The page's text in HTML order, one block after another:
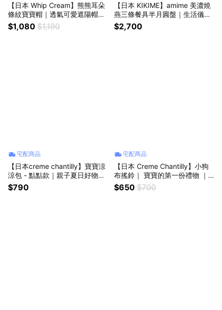
【日本 Whip Cream】熊熊耳朵
條紋寶寶帽｜透氣可愛遮陽帽｜
寶寶送禮推薦、日系品牌童帽、
新生兒禮物、兒童禮物、可愛必
$1,080 $1,190
【日本 KIKIME】amime 美濃燒
燕三條餐具半月圓盤｜生活儀式
感 ｜生日禮物、母親節禮物、日
本職人手作食器、炸物盤、質感
$2,700
宅配商品
【日本creme chantilly】寶寶涼
涼包 - 點點款｜親子夏日好物｜
寶寶消暑神器、涼感用品、寶寶
夏季用品、降溫小幫手
$790
宅配商品
【日本 Creme Chantilly】小狗
布搖鈴｜ 寶寶的第一份禮物 ｜
新生兒禮物、滿月禮、彌月禮、
生日禮、週歲禮
$650 $700